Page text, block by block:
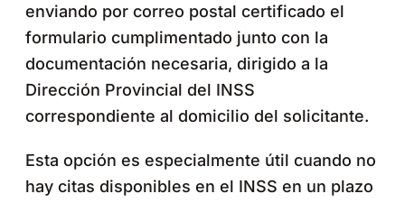
enviando por correo postal certificado el
formulario cumplimentado junto con la
documentación necesaria, dirigido a la
Dirección Provincial del INSS
correspondiente al domicilio del solicitante.
Esta opción es especialmente útil cuando no
hay citas disponibles en el INSS en un plazo